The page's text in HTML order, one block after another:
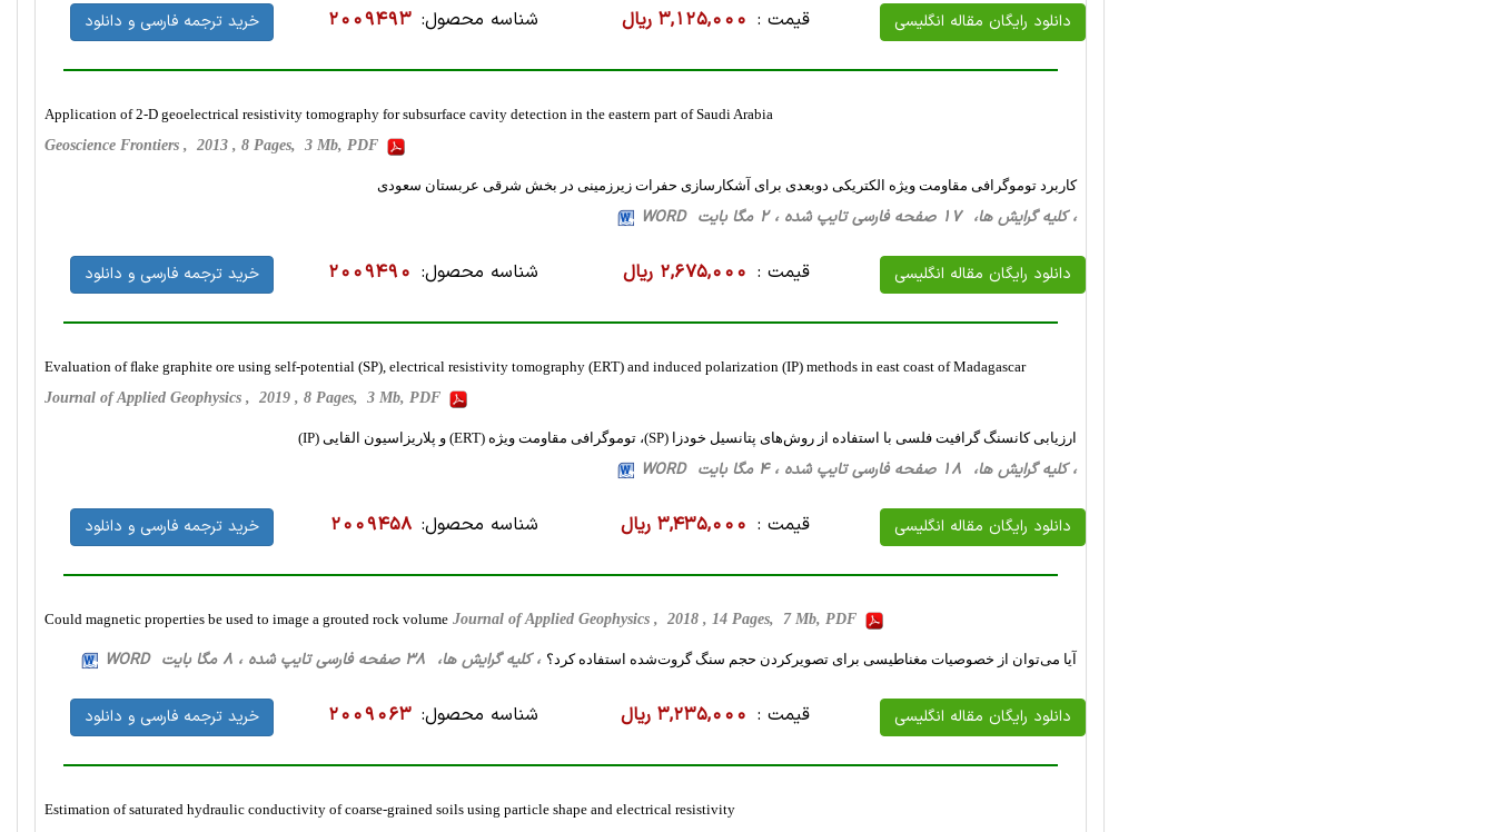
دانلود رایگان مقاله انگلیسی قیمت : 3,125,000 ریال شناسه محصول: 2009493 خرید ترجمه فارسی و دانلود
Application of 2-D geoelectrical resistivity tomography for subsurface cavity detection in the eastern part of Saudi Arabia
Geoscience Frontiers , 2013 , 8 Pages, 3 Mb, PDF
کاربرد توموگرافی مقاومت ویژه الکتریکی دوبعدی برای آشکارسازی حفرات زیرزمینی در بخش شرقی عربستان سعودی
، کلیه گرایش ها، 17 صفحه فارسی تایپ شده ، 2 مگا بایت WORD
دانلود رایگان مقاله انگلیسی قیمت : 2,675,000 ریال شناسه محصول: 2009490 خرید ترجمه فارسی و دانلود
Evaluation of ﬂake graphite ore using self-potential (SP), electrical resistivity tomography (ERT) and induced polarization (IP) methods in east coast of Madagascar
Journal of Applied Geophysics , 2019 , 8 Pages, 3 Mb, PDF
ارزیابی کانسنگ گرافیت فلسی با استفاده از روش‌های پتانسیل خودزا (SP)، توموگرافی مقاومت ویژه (ERT) و پلاریزاسیون القایی (IP)
، کلیه گرایش ها، 18 صفحه فارسی تایپ شده ، 4 مگا بایت WORD
دانلود رایگان مقاله انگلیسی قیمت : 3,435,000 ریال شناسه محصول: 2009458 خرید ترجمه فارسی و دانلود
Could magnetic properties be used to image a grouted rock volume Journal of Applied Geophysics , 2018 , 14 Pages, 7 Mb, PDF
آیا می‌توان از خصوصیات مغناطیسی برای تصویرکردن حجم سنگ گروت‌‌‌شده استفاده کرد؟ ، کلیه گرایش ها، 38 صفحه فارسی تایپ شده ، 8 مگا بایت WORD
دانلود رایگان مقاله انگلیسی قیمت : 3,235,000 ریال شناسه محصول: 2009063 خرید ترجمه فارسی و دانلود
Estimation of saturated hydraulic conductivity of coarse-grained soils using particle shape and electrical resistivity